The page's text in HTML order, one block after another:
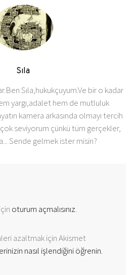
Sıla
Sıla,hukukçuyum.Ve bir o kadar
yargı,adalet hem de mutluluk
kamera arkasında olmayı tercih
seviyorum çünkü tüm gerçekler,
Sende gelmek ister misin?
oturum açmalısınız.
azaltmak için Akismet
nasıl işlendiğini öğrenin.